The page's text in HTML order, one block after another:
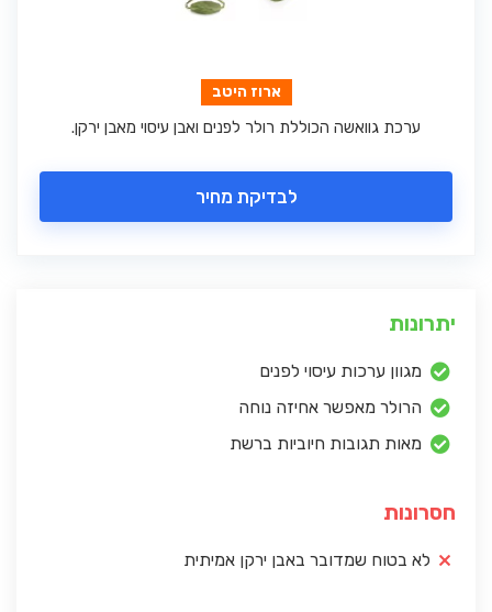
ארוז היטב
ערכת גוואשה הכוללת רולר לפנים ואבן עיסוי מאבן ירקן.
לבדיקת מחיר
יתרונות
מגוון ערכות עיסוי לפנים
הרולר מאפשר אחיזה נוחה
מאות תגובות חיוביות ברשת
חסרונות
לא בטוח שמדובר באבן ירקן אמיתית